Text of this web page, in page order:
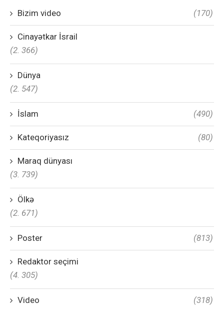
Bizim video (170)
Cinayətkar İsrail
(2. 366)
Dünya
(2. 547)
İslam (490)
Kateqoriyasız (80)
Maraq dünyası
(3. 739)
Ölkə
(2. 671)
Poster (813)
Redaktor seçimi
(4. 305)
Video (318)